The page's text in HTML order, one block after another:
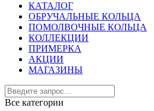
КАТАЛОГ
ОБРУЧАЛЬНЫЕ КОЛЬЦА
ПОМОЛВОЧНЫЕ КОЛЬЦА
КОЛЛЕКЦИИ
ПРИМЕРКА
АКЦИИ
МАГАЗИНЫ
Все категории